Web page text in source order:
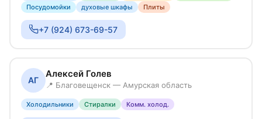
Посудомойки
духовые шкафы Плиты
+7 (924) 673-69-57
АГ
Алексей Голев
📍 Благовещенск — Амурская область
Холодильники Стиралки Комм. холод.